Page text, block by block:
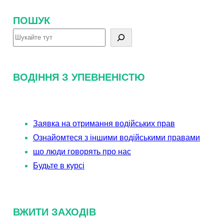
ПОШУК
П
у
ВОДІННЯ З УПЕВНЕНІСТЮ
Заявка на отримання водійських прав
Ознайомтеся з іншими водійськими правами
що люди говорять про нас
Будьте в курсі
ВЖИТИ ЗАХОДІВ